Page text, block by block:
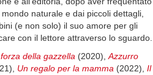
naturale e dai piccoli dettagli,
(e non solo) il suo amore per gli
con il lettore attraverso lo sguardo.
della gazzella (2020),Azzurro
Un regalo per la mamma (2022), Il